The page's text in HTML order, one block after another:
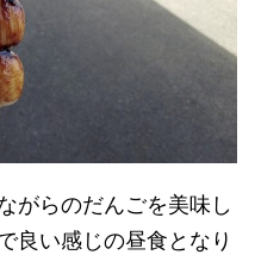
がらのだんごを美味し
良い感じの昼食となり